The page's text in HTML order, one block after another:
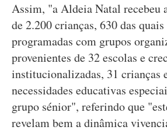
Assim, "a Aldeia Natal recebeu
de 2.200 crianças, 630 das
programadas com grupos
provenientes de 32 escolas e
institucionalizadas, 31 crianças
necessidades educativas
grupo sénior", referindo que
revelam bem a dinâmica